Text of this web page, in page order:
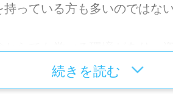
持っている方も多いのではな
からでも学べる環境があり、
てくれて、“図面からモノを
社があれば、将来につながる
続きを読む